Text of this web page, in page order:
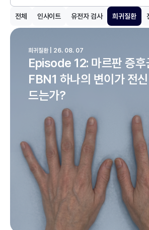
전체 인사이트 유전자 검사 희귀질환
Episode 12: 마르판 증후
FBN1 하나의 변이가 전
드는가?
희귀질환 | 26. 08. 07